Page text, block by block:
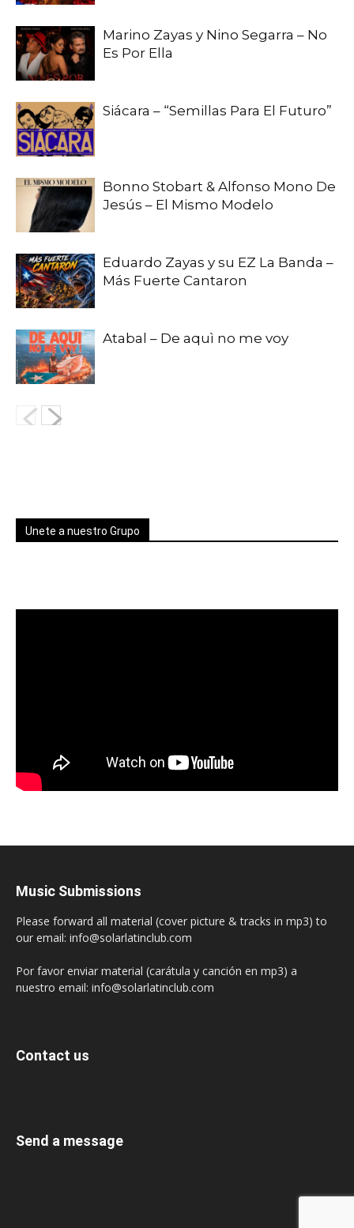
Marino Zayas y Nino Segarra – No
Es Por Ella
Siácara – “Semillas Para El Futuro”
Bonno Stobart & Alfonso Mono De
Jesús – El Mismo Modelo
Eduardo Zayas y su EZ La Banda –
Más Fuerte Cantaron
Atabal – De aquì no me voy
Unete a nuestro Grupo
Music Submissions
Please forward all material (cover picture & tracks in mp3) to
our email: info@solarlatinclub.com
Por favor enviar material (carátula y canción en mp3) a
nuestro email: info@solarlatinclub.com
Contact us
Send a message